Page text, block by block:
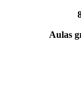
Aulas